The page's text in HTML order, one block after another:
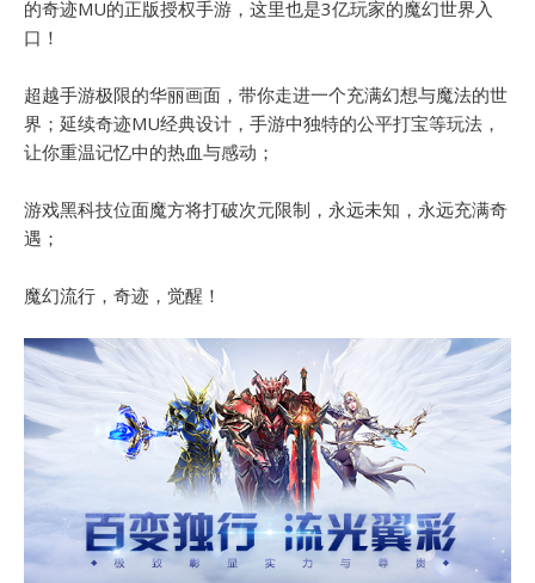
的奇迹MU的正版授权手游，这里也是3亿玩家的魔幻世界入
口！
超越手游极限的华丽画面，带你走进一个充满幻想与魔法的世
界；延续奇迹MU经典设计，手游中独特的公平打宝等玩法，
让你重温记忆中的热血与感动；
游戏黑科技位面魔方将打破次元限制，永远未知，永远充满奇
遇；
魔幻流行，奇迹，觉醒！